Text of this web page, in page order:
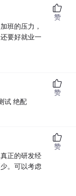
班的压力，
要好就业一
赞
试 绝配
赞
正的研发经
。可以考虑
赞